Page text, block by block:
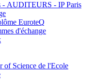
- AUDITEURS - IP Paris
EuroteQ
d'échange
of Science de l'Ecole